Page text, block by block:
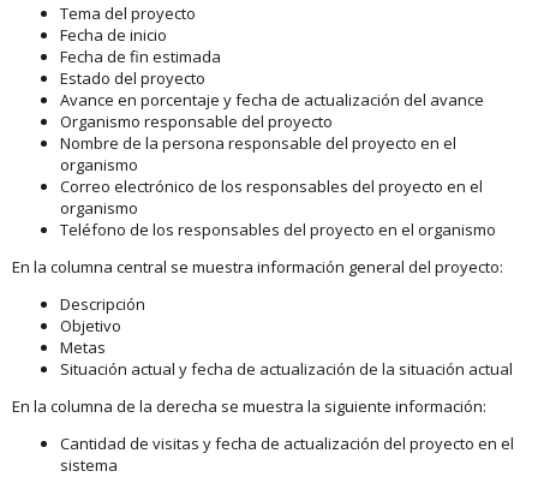
Tema del proyecto
Fecha de inicio
Fecha de fin estimada
Estado del proyecto
Avance en porcentaje y fecha de actualización del avance
Organismo responsable del proyecto
Nombre de la persona responsable del proyecto en el
organismo
Correo electrónico de los responsables del proyecto en el
organismo
Teléfono de los responsables del proyecto en el organismo
En la columna central se muestra información general del proyecto:
Descripción
Objetivo
Metas
Situación actual y fecha de actualización de la situación actual
En la columna de la derecha se muestra la siguiente información:
Cantidad de visitas y fecha de actualización del proyecto en el
sistema